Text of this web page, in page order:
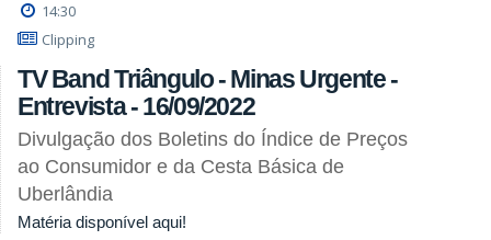
14:30
Clipping
TV Band Triângulo - Minas Urgente -
Entrevista - 16/09/2022
Divulgação dos Boletins do Índice de Preços
ao Consumidor e da Cesta Básica de
Uberlândia
Matéria disponível aqui!